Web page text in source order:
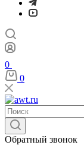
0
0
Обратный звонок